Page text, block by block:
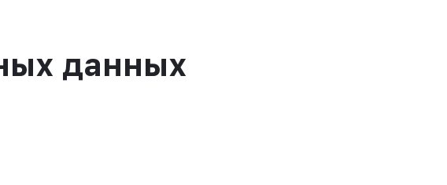
данных